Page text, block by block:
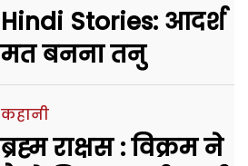
Hindi Stories: आदर्श
मत बनना तनु
कहानी
ब्रह्म राक्षस : विक्रम ने